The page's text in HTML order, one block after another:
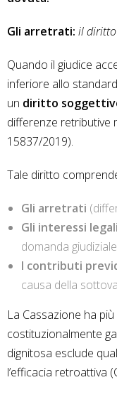
Gli arretrati: il
Quando il giudice
inferiore allo
un diritto
differenze retributive
15837/2019).
Tale diritto
Gli arretrati
Gli interessi legali
domanda
I contributi
causa della
La Cassazione ha
costituzionalmente
dignitosa esclude
l’efficacia retroattiva